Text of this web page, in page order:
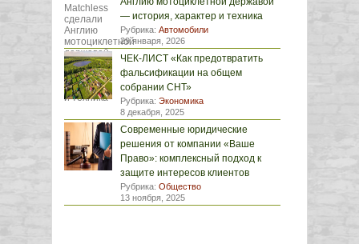
— история, характер и техника
Рубрика: Автомобили
29 января, 2026
ЧЕК-ЛИСТ «Как предотвратить
фальсификации на общем
собрании СНТ»
Рубрика: Экономика
8 декабря, 2025
Современные юридические
решения от компании «Ваше
Право»: комплексный подход к
защите интересов клиентов
Рубрика: Общество
13 ноября, 2025